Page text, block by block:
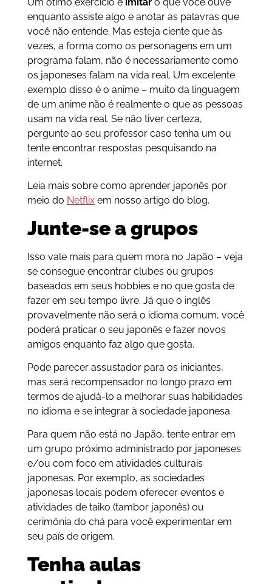
enquanto assiste algo e anotar as palavras que
você não entende. Mas esteja ciente que às
vezes, a forma como os personagens em um
programa falam, não é necessariamente como
os japoneses falam na vida real. Um excelente
exemplo disso é o anime – muito da linguagem
de um anime não é realmente o que as pessoas
usam na vida real. Se não tiver certeza,
pergunte ao seu professor caso tenha um ou
tente encontrar respostas pesquisando na
internet.
Leia mais sobre como aprender japonês por
meio do Netflixem nosso artigo do blog.
Junte-se a grupos
Isso vale mais para quem mora no Japão – veja
se consegue encontrar clubes ou grupos
baseados em seus hobbies e no que gosta de
fazer em seu tempo livre. Já que o inglês
provavelmente não será o idioma comum, você
poderá praticar o seu japonês e fazer novos
amigos enquanto faz algo que gosta.
Pode parecer assustador para os iniciantes,
mas será recompensador no longo prazo em
termos de ajudá-lo a melhorar suas habilidades
no idioma e se integrar à sociedade japonesa.
Para quem não está no Japão, tente entrar em
um grupo próximo administrado por japoneses
e/ou com foco em atividades culturais
japonesas. Por exemplo, as sociedades
japonesas locais podem oferecer eventos e
atividades de taiko (tambor japonês) ou
cerimônia do chá para você experimentar em
seu país de origem.
Tenha aulas